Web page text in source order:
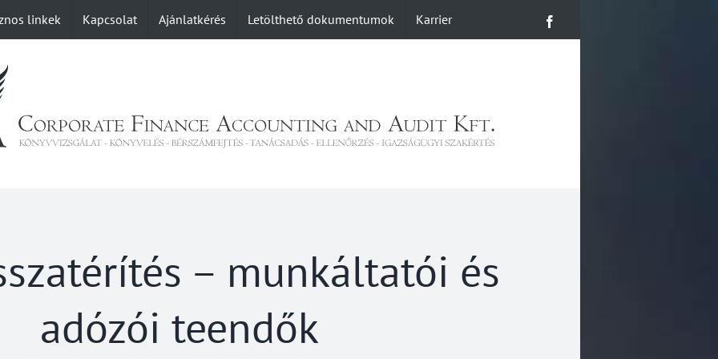
linkek Kapcsolat Ajánlatkérés Letölthető dokumentumok Karrier
– munkáltatói és
adózói teendők